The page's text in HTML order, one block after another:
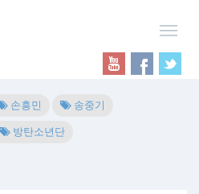
손흥민
송중기
방탄소년단